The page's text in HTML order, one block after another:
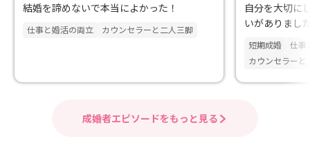
結婚を諦めないで本当によかった！
仕事と婚活の両立 カウンセラーと二人三脚
自分を大切に
いがありまし
短期成婚
仕事
カウンセラーと
成婚者エピソードをもっと見る